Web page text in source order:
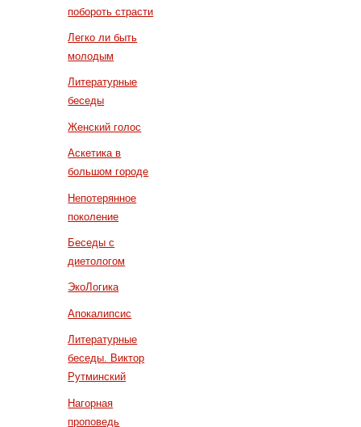
побороть страсти
Легко ли быть
молодым
Литературные
беседы
Женский голос
Аскетика в
большом городе
Непотерянное
поколение
Беседы с
диетологом
ЭкоЛогика
Апокалипсис
Литературные
беседы. Виктор
Рутминский
Нагорная
проповедь